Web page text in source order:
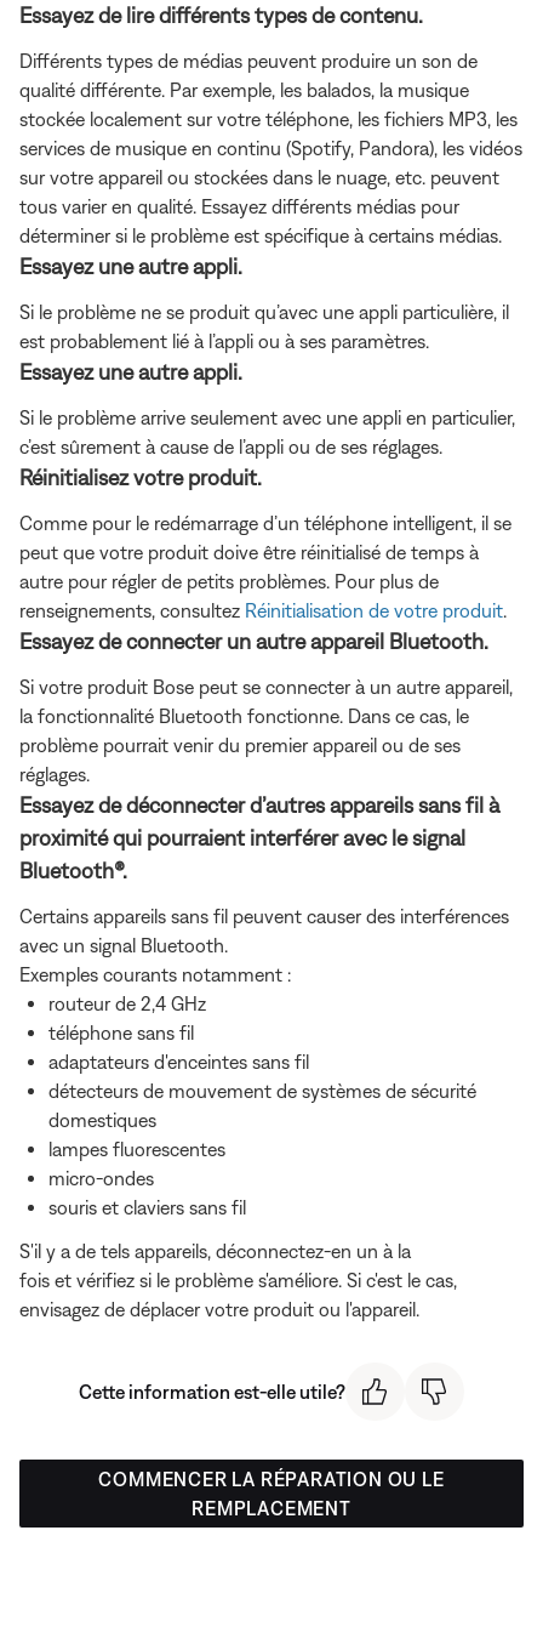
Essayez de lire différents types de contenu.
Différents types de médias peuvent produire un son de
qualité différente. Par exemple, les balados, la musique
stockée localement sur votre téléphone, les fichiers MP3, les
services de musique en continu (Spotify, Pandora), les vidéos
sur votre appareil ou stockées dans le nuage, etc. peuvent
tous varier en qualité. Essayez différents médias pour
déterminer si le problème est spécifique à certains médias.
Essayez une autre appli.
Si le problème ne se produit qu’avec une appli particulière, il
est probablement lié à l’appli ou à ses paramètres.
Essayez une autre appli.
Si le problème arrive seulement avec une appli en particulier,
c’est sûrement à cause de l’appli ou de ses réglages.
Réinitialisez votre produit.
Comme pour le redémarrage d’un téléphone intelligent, il se
peut que votre produit doive être réinitialisé de temps à
autre pour régler de petits problèmes. Pour plus de
renseignements, consultez Réinitialisation de votre produit
Essayez de connecter un autre appareil Bluetooth.
Si votre produit Bose peut se connecter à un autre appareil,
la fonctionnalité Bluetooth fonctionne. Dans ce cas, le
problème pourrait venir du premier appareil ou de ses
réglages.
Essayez de déconnecter d’autres appareils sans fil à
proximité qui pourraient interférer avec le signal
Bluetooth®.
Certains appareils sans fil peuvent causer des interférences
avec un signal Bluetooth.
Exemples courants notamment :
routeur de 2,4 GHz
téléphone sans fil
adaptateurs d'enceintes sans fil
détecteurs de mouvement de systèmes de sécurité
domestiques
lampes fluorescentes
micro-ondes
souris et claviers sans fil
S'il y a de tels appareils, déconnectez-en un à la
fois et vérifiez si le problème s'améliore. Si c'est le cas,
envisagez de déplacer votre produit ou l'appareil.
Cette information est-elle utile?
COMMENCER LA RÉPARATION OU LE
REMPLACEMENT